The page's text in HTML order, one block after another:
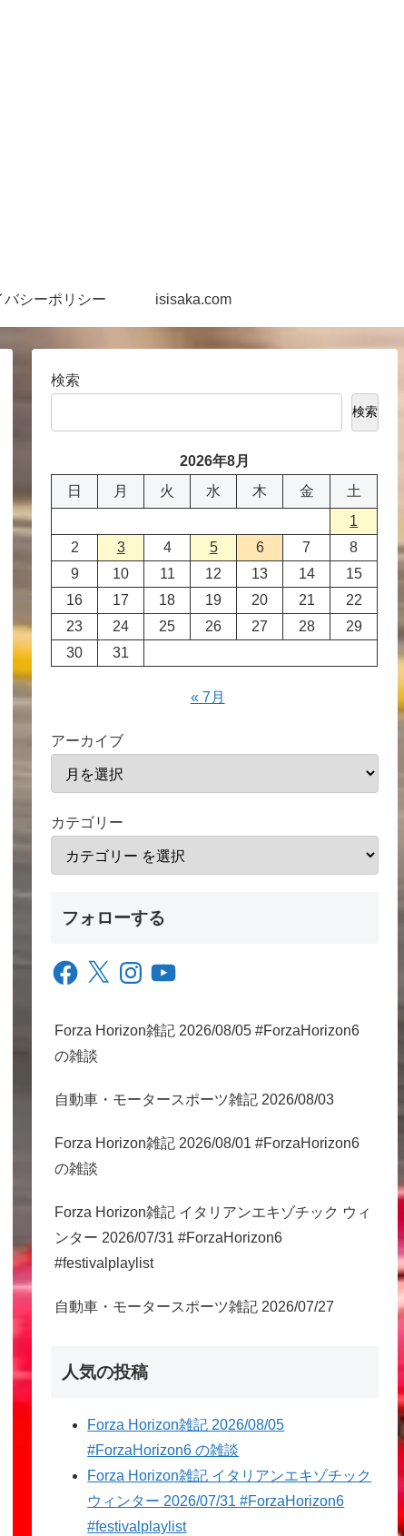
バシーポリシー isisaka.com
検索
検索
2026年8月
日
月 火 水 木 金
土
1
2
3 4 5 6 7
8
9
10 11 12 13 14
15
16
17 18 19 20 21
22
23
24 25 26 27 28
29
30
31
« 7月
アーカイブ
カテゴリー
フォローする
Facebook
X InstagramYouTube
Forza Horizon雑記 2026/08/05 #ForzaHorizon6
の雑談
自動車・モータースポーツ雑記 2026/08/03
Forza Horizon雑記 2026/08/01 #ForzaHorizon6
の雑談
Forza Horizon雑記 イタリアンエキゾチック ウィ
ンター 2026/07/31 #ForzaHorizon6
#festivalplaylist
自動車・モータースポーツ雑記 2026/07/27
人気の投稿
Forza Horizon雑記 2026/08/05
#ForzaHorizon6 の雑談
Forza Horizon雑記 イタリアンエキゾチック
ウィンター 2026/07/31 #ForzaHorizon6
#festivalplaylist